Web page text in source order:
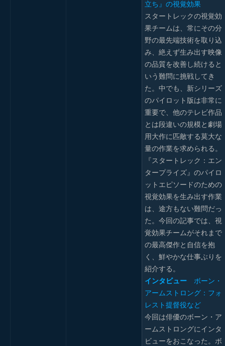
立ち』の視覚効果
スタートレックの視覚効
果チームは、常にその分
野の最先端技術を取り込
み、絶えず生み出す映像
の品質を改善し続けると
いう難問に挑戦してき
た。中でも、新シリーズ
のパイロット版は非常に
重要で、他のテレビ作品
とは段違いの規模と劇場
用大作に匹敵する莫大な
量の作業を求められる。
『スタートレック：エン
タープライズ』のパイロ
ットエピソードのための
視覚効果を生み出す作業
は、途方もない難問だっ
た。今回の記事では、視
覚効果チームがそれまで
の最高傑作と自信を抱
く、鮮やかな仕事ぶりを
紹介する。
インタビュー ボーン・
アームストロング：フォ
レスト提督役など
今回は俳優のボーン・ア
ームストロングにインタ
ビューをおこなった。ボ